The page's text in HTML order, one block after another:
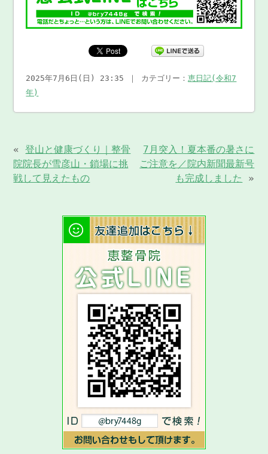
2025年7月6日(日) 23:35 ｜ カテゴリー：恵日記(令和7
年)
«登山と健康づくり｜整骨
院院長が雪彦山・鎖場に挑
戦して見えたもの
7月突入！夏本番の暑さに
ご注意を／院内新聞最新号
も完成しました
»